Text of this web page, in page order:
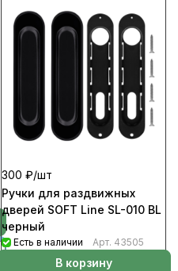
300 ₽/шт
Ручки для раздвижных
дверей SOFT Line SL-010 BL
черный
Есть в наличии Арт. 43505
В корзину